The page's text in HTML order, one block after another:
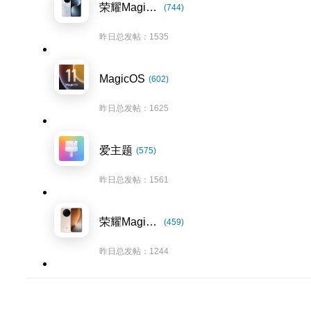
荣耀Magic7系列 (744)
昨日总发帖：1535
MagicOS (602)
昨日总发帖：1625
爱主题 (575)
昨日总发帖：1561
荣耀Magic8系列 (459)
昨日总发帖：1244